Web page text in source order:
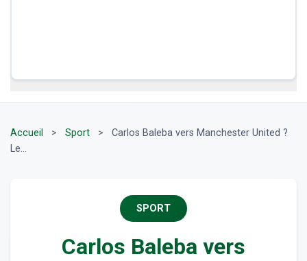
Accueil > Sport >
Carlos Baleba vers Manchester United ?
Le...
SPORT
Carlos Baleba vers